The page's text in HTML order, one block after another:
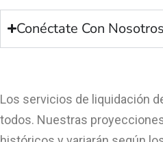
Conéctate Con Nosotros
Los servicios de liquidación
todos. Nuestras